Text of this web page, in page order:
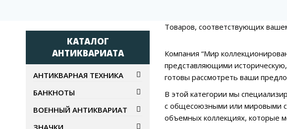
Товаров, соответствующих
Компания “Мир
представляющими
готовы рассмотреть ваши
В этой категории мы
с общесоюзными или мировыми
объемных коллекциях, которые
КАТАЛОГ
АНТИКВАРИАТА
АНТИКВАРНАЯ ТЕХНИКА
БАНКНОТЫ
ВОЕННЫЙ АНТИКВАРИАТ